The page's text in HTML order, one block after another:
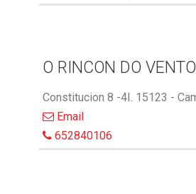
O RINCON DO VENTO
Constitucion 8 -4I. 15123 -
Email
652840106